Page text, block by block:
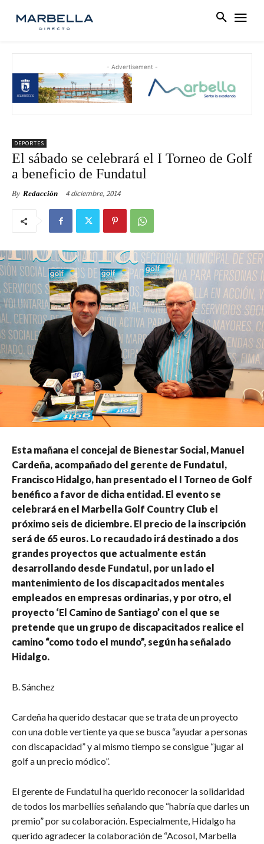
- Advertisement -
DEPORTES
El sábado se celebrará el I Torneo de Golf
a beneficio de Fundatul
By Redacción 4 diciembre, 2014
Esta mañana el concejal de Bienestar Social, Manuel
Cardeña, acompañado del gerente de Fundatul,
Francisco Hidalgo, han presentado el I Torneo de Golf
benéfico a favor de dicha entidad. El evento se
celebrará en el Marbella Golf Country Club el
próximo seis de diciembre. El precio de la inscripción
será de 65 euros. Lo recaudado irá destinado a dos
grandes proyectos que actualmente están
desarrollando desde Fundatul, por un lado el
mantenimiento de los discapacitados mentales
empleados en empresas ordinarias, y por otro, el
proyecto ‘El Camino de Santiago’ con el que se
pretende que un grupo de discapacitados realice el
camino “como todo el mundo”, según ha señalado
Hidalgo.
B. Sánchez
Cardeña ha querido destacar que se trata de un proyecto
con una doble vertiente ya que se busca “ayudar a personas
con discapacidad” y al mismo tiempo se consigue “jugar al
golf a un precio módico”.
El gerente de Fundatul ha querido reconocer la solidaridad
de todos los marbellíes señalando que “habría que darles un
premio” por su colaboración. Especialmente, Hidalgo ha
querido agradecer la colaboración de “Acosol, Marbella